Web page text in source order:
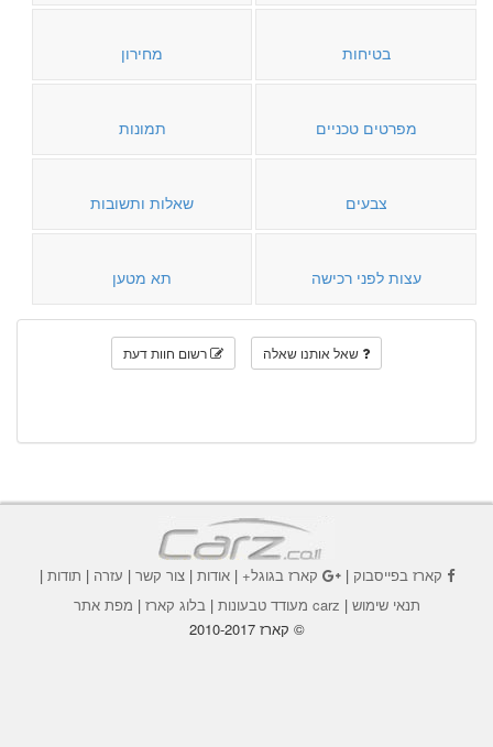
בטיחות מחירון
מפרטים טכניים תמונות
צבעים שאלות ותשובות
עצות לפני רכישה תא מטען
שאל אותנו שאלה רשום חוות דעת
קארז בפייסבוק| קארז בגוגל+|אודות |צור קשר | עזרה | תודות |
תנאי שימוש | carz מעודד טבעונות | בלוג קארז | מפת אתר
© קארז 2010-2017